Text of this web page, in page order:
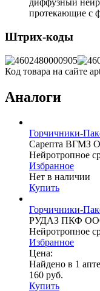
диффузный
протекающие с
Штрих-коды
Код товара на сайте
Аналоги
Горчичники-
Сарепта ВГМЗ
Нейротропное
Избранное
Нет в наличии
Купить
Горчичники-
РУДАЗ ПКФ
Нейротропное
Избранное
Цена:
Найдено в 1
160 руб.
Купить